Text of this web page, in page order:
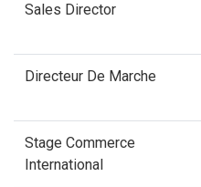
Sales Director
Directeur De Marche
Stage Commerce
International